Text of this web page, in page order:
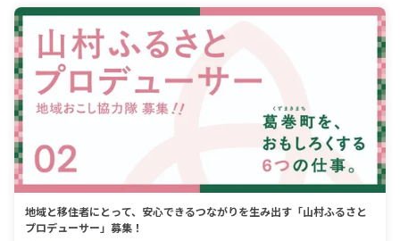
地域と移住者にとって、安心できるつながりを生み出す「山村ふるさと
プロデューサー」募集！